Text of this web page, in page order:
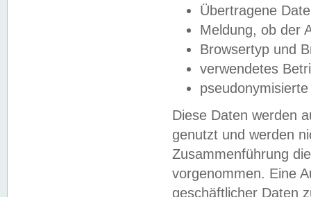
Übertragene
Meldung, ob der
Browsertyp und
verwendetes
Diese Daten werden
genutzt und werden
Zusammenführung
vorgenommen. Eine
geschäftlicher Daten